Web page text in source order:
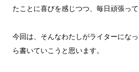
たことに喜びを感じつつ、毎日頑張って
今回は、そんなわたしがライターにな
ら書いていこうと思います。